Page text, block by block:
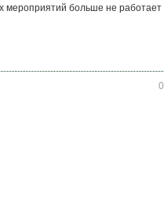
мероприятий больше не работает
0